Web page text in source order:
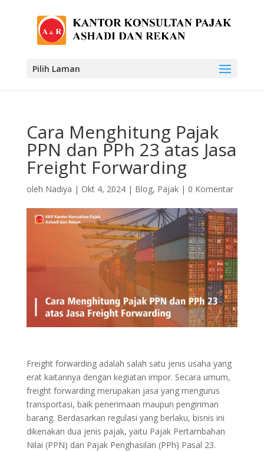
Pilih Laman
Cara Menghitung Pajak
PPN dan PPh 23 atas Jasa
Freight Forwarding
oleh Nadiya | Okt 4, 2024| Blog, Pajak| 0 Komentar
Freight forwarding adalah salah satu jenis usaha yang
erat kaitannya dengan kegiatan impor. Secara umum,
freight forwarding merupakan jasa yang mengurus
transportasi, baik penerimaan maupun pengiriman
barang. Berdasarkan regulasi yang berlaku, bisnis ini
dikenakan dua jenis pajak, yaitu Pajak Pertambahan
Nilai (PPN) dan Pajak Penghasilan (PPh) Pasal 23.